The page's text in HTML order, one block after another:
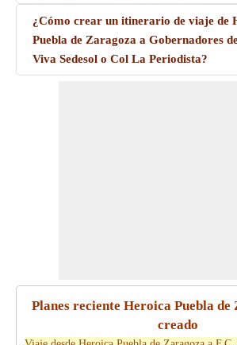
¿Cómo crear un itinerario de viaje de
Puebla de Zaragoza a Gobernadores
Viva Sedesol o Col La Periodista?
Planes reciente Heroica Puebla
creado